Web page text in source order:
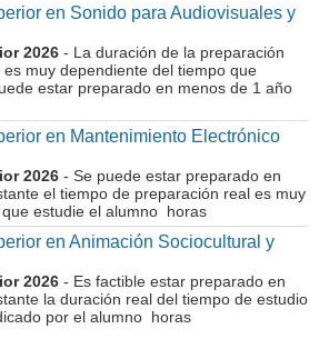
en Sonido para Audiovisuales y
2026 - La duración de la preparación
muy dependiente del tiempo que
estar preparado en menos de 1 año
en Mantenimiento Electrónico
2026 - Se puede estar preparado en
el tiempo de preparación real es muy
estudie el alumno horas
en Animación Sociocultural y
2026 - Es factible estar preparado en
la duración real del tiempo de estudio
por el alumno horas